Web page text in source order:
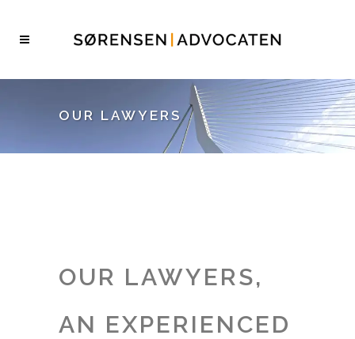
OUR LAWYERS
OUR LAWYERS,
AN EXPERIENCED